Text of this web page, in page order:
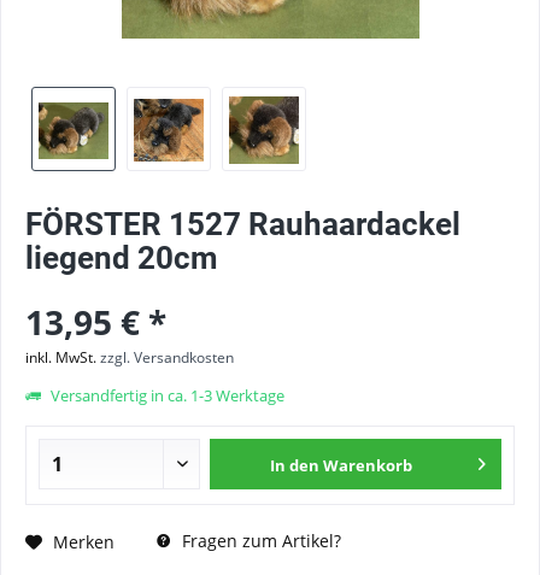
FÖRSTER 1527 Rauhaardackel
liegend 20cm
13,95 € *
inkl. MwSt.zzgl. Versandkosten
Versandfertig in ca. 1-3 Werktage
In den Warenkorb
Merken Fragen zum Artikel?